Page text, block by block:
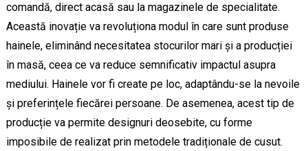
comandă, direct acasă sau la magazinele de specialitate.
Această inovație va revoluționa modul în care sunt produse
hainele, eliminând necesitatea stocurilor mari și a producției
în masă, ceea ce va reduce semnificativ impactul asupra
mediului. Hainele vor fi create pe loc, adaptându-se la nevoile
și preferințele fiecărei persoane. De asemenea, acest tip de
producție va permite designuri deosebite, cu forme
imposibile de realizat prin metodele tradiționale de cusut.